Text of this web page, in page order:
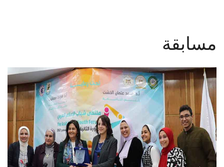
الأنظمة الذكية
الإعلام
تواصل معنا
الطلاب
مسابقة